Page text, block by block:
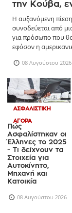
Η
την Κούβα,
Η αυξανόμενη
συνοδεύεται από
για πρόσωπο που θα
εφόσον η
ΑΣΦΑΛΙΣΤΙΚΉ
ΑΓΟΡΆ
Πώς
Ασφαλίστηκαν οι
Έλληνες το 2025
- Τι δείχνουν τα
Στοιχεία για
Αυτοκίνητο,
Μηχανή και